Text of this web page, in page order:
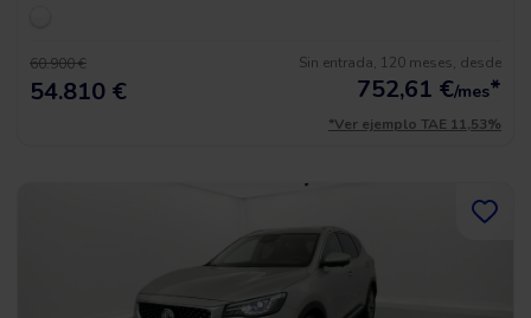
60.900 €
54.810 €
Sin entrada, 120 meses, desde
752,61 €/mes*
*Ver ejemplo TAE 11,53%